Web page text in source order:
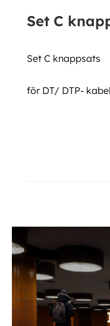
Set C
Set C knappsats
för DT/ DTP-